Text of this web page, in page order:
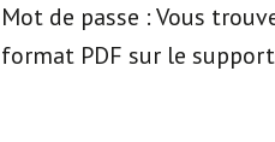
Mot de passe : Vous
format PDF sur le